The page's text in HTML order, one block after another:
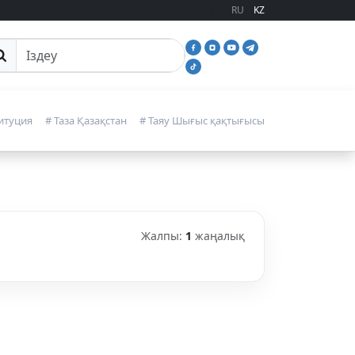
RU KZ
іздеу
# Таза Қазақстан # Таяу Шығыс қақтығысы
Жалпы: 1 жаңалық